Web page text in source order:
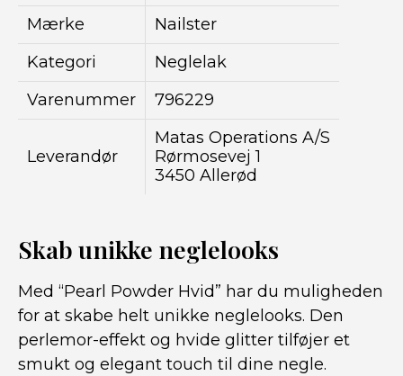
Mærke
Nailster
Kategori
Neglelak
Varenummer
796229
Leverandør
Matas Operations A/S
Rørmosevej 1
3450 Allerød
Skab unikke neglelooks
Med “Pearl Powder Hvid” har du muligheden
for at skabe helt unikke neglelooks. Den
perlemor-effekt og hvide glitter tilføjer et
smukt og elegant touch til dine negle.